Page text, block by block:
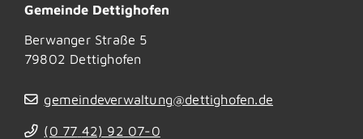
Gemeinde Dettighofen
Berwanger Straße 5
79802 Dettighofen
gemeindeverwaltung@dettighofen.de
(0 77 42) 92 07-0